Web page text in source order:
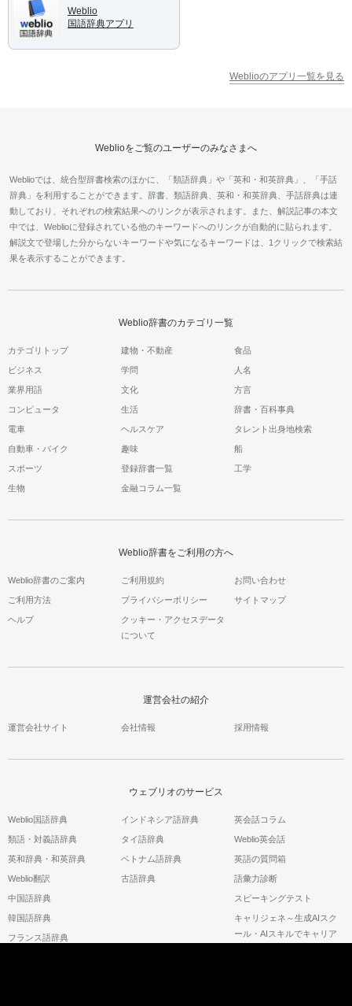
Weblio
国語辞典アプリ
Weblioのアプリ一覧を見る
Weblioをご覧のユーザーのみなさまへ
Weblioでは、統合型辞書検索のほかに、「類語辞典」や「英和・和英辞典」、「手話
辞典」を利用することができます。辞書、類語辞典、英和・和英辞典、手話辞典は連
動しており、それぞれの検索結果へのリンクが表示されます。また、解説記事の本文
中では、Weblioに登録されている他のキーワードへのリンクが自動的に貼られます。
解説文で登場した分からないキーワードや気になるキーワードは、1クリックで検索結
果を表示することができます。
Weblio辞書のカテゴリ一覧
カテゴリトップ 建物・不動産 食品
ビジネス 学問 人名
業界用語 文化 方言
コンピュータ 生活 辞書・百科事典
電車 ヘルスケア タレント出身地検索
自動車・バイク 趣味 船
スポーツ 登録辞書一覧 工学
生物 金融コラム一覧
Weblio辞書をご利用の方へ
Weblio辞書のご案内 ご利用規約 お問い合わせ
ご利用方法 プライバシーポリシー サイトマップ
ヘルプ
クッキー・アクセスデータ
について
運営会社の紹介
運営会社サイト 会社情報 採用情報
ウェブリオのサービス
Weblio国語辞典
類語・対義語辞典
英和辞典・和英辞典
Weblio翻訳
中国語辞典
韓国語辞典
フランス語辞典
インドネシア語辞典
タイ語辞典
ベトナム語辞典
古語辞典
英会話コラム
Weblio英会話
英語の質問箱
語彙力診断
スピーキングテスト
キャリジェネ～生成AIスク
ール・AIスキルでキャリア